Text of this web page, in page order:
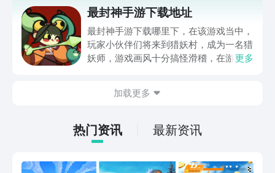
斗策略都有深度创新，肯定有不少伙伴都
很想玩，可提前在九游平台预约，手游福
利最有性价比APP，身后有阿里巴巴灵犀
互娱大厂支持，节假日活动来临时刻，还
最封神手游下载地址
最封神手游下载哪里下，在该游戏当中，
玩家小伙伴们将来到猎妖村，成为一名猎
妖师，游戏画风十分搞怪滑稽，在游玩过
定有不少朋友感兴趣，但不知道哪里下
有性价比的APP，身后有阿里巴巴灵犀互
娱大厂支持，玩手游就到九游，海量代金
飙升的感觉。
更多
加载更多
热门资讯 最新资讯